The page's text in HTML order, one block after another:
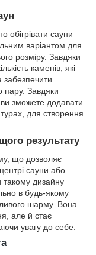
обігрівати сауни
варіантом для
розміру. Завдяки
каменів, які
забезпечити
пару. Завдяки
зможете додавати
для створення
результату
що дозволяє
сауни або
такому дизайну
в будь-якому
шарму. Вона
але й стає
увагу до себе.